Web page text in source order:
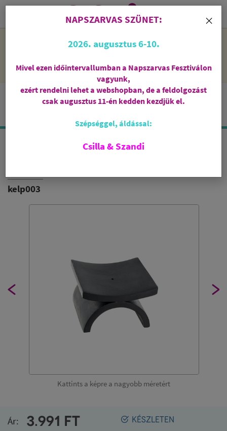
NAPSZARVAS SZÜNET: 2026. augusztus 6-10 - rendelni lehet
feldolgozni őket.
i
0
EKO FEKETE ZSÍRKŐ FÜSTÖLŐTARTÓ /
kelp003
Kattints a képre a nagyobb méretért
KÉSZLETEN
Ár: 3.991 FT
×
NAPSZARVAS SZÜNET:
2026. augusztus 6-10.
Mivel ezen időintervallumban a Napszarvas Fesztiválon
vagyunk,
ezért rendelni lehet a webshopban, de a feldolgozást
csak augusztus 11-én kedden kezdjük el.
Szépséggel, áldással:
Csilla & Szandi